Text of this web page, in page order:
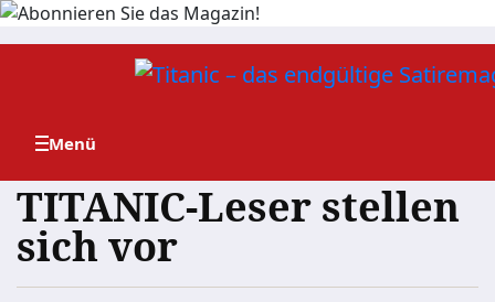
Zum
TITANIC-Leser stellen
sich vor